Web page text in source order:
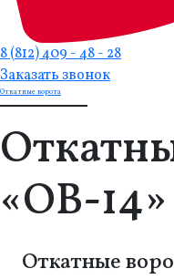
8 (812) 409 - 48 - 28
Заказать звонок
Откатные ворота
«ОВ-14»
Откатные